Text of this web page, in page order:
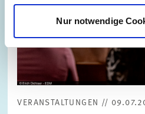
Nur notwendige
VERANSTALTUNGEN //